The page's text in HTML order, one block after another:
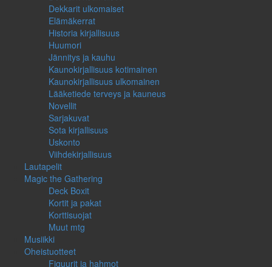
Dekkarit ulkomaiset
Elämäkerrat
Historia kirjallisuus
Huumori
Jännitys ja kauhu
Kaunokirjallisuus kotimainen
Kaunokirjallisuus ulkomainen
Lääketiede terveys ja kauneus
Novellit
Sarjakuvat
Sota kirjallisuus
Uskonto
Viihdekirjallisuus
Lautapelit
Magic the Gathering
Deck Boxit
Kortit ja pakat
Korttisuojat
Muut mtg
Musiikki
Oheistuotteet
Figuurit ja hahmot